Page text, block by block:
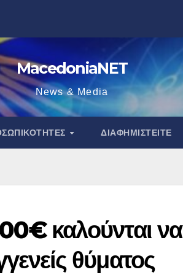
MacedoniaNET
News & Media
ΔΙΑΦΗΜΙΣΤΕΊΤΕ
καλούνται να
θύματος